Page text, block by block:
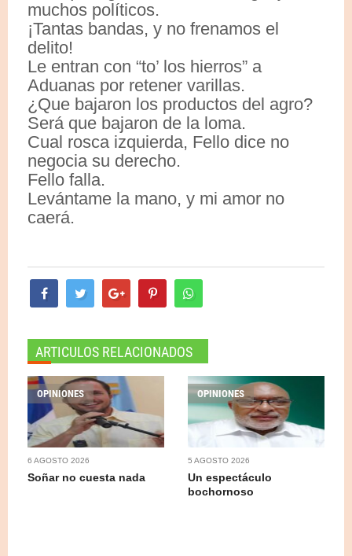
muchos políticos.
¡Tantas bandas, y no frenamos el
delito!
Le entran con “to’ los hierros” a
Aduanas por retener varillas.
¿Que bajaron los productos del agro?
Será que bajaron de la loma.
Cual rosca izquierda, Fello dice no
negocia su derecho.
Fello falla.
Levántame la mano, y mi amor no
caerá.
ARTICULOS RELACIONADOS
OPINIONES
6 AGOSTO 2026
Soñar no cuesta nada
OPINIONES
5 AGOSTO 2026
Un espectáculo
bochornoso